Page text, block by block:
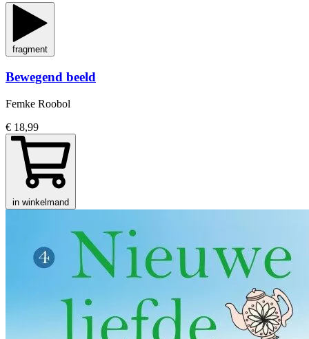
fragment
Bewegend beeld
Femke Roobol
€ 18,99
in winkelmand